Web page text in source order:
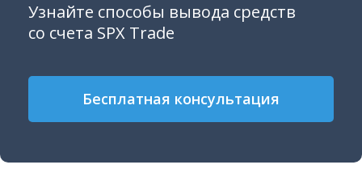
Узнайте способы вывода средств
со счета SPX Trade
Бесплатная консультация